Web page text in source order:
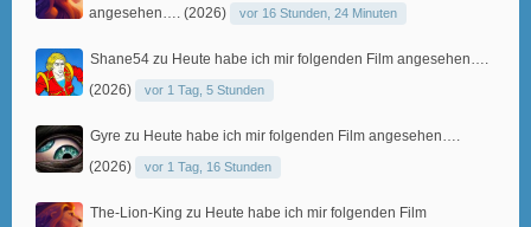
angesehen…. (2026)
vor 16 Stunden, 24 Minuten
Shane54 zu Heute habe ich mir folgenden Film angesehen….
(2026)
vor 1 Tag, 5 Stunden
Gyre zu Heute habe ich mir folgenden Film angesehen….
(2026)
vor 1 Tag, 16 Stunden
The-Lion-King zu Heute habe ich mir folgenden Film